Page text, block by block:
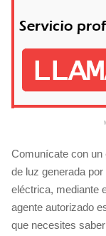
Comunícate con un
de luz generada
eléctrica, mediante
agente autorizado
que necesites